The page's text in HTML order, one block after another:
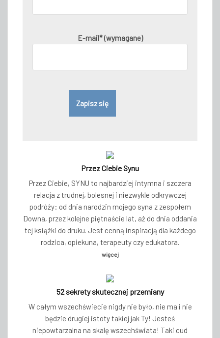
E-mail* (wymagane)
Przez Ciebie Synu
Przez Ciebie, SYNU to najbardziej intymna i szczera
relacja z trudnej, bolesnej i niezwykle odkrywczej
podróży: od dnia narodzin mojego syna z zespołem
Downa, przez kolejne piętnaście lat, aż do dnia oddania
tej książki do druku. Jest cenną inspiracją dla każdego
rodzica, opiekuna, terapeuty czy edukatora.
więcej
52 sekrety skutecznej przemiany
W całym wszechświecie nigdy nie było, nie ma i nie
będzie drugiej istoty takiej jak Ty! Jesteś
niepowtarzalna na skalę wszechświata! Taki cud